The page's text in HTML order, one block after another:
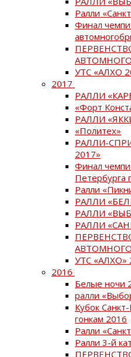
Ралли
Финал
УТС «АЛХО
2017
РАЛЛИ
«Форт
РАЛЛИ
«Политех»
РАЛЛИ-
2017»
Финал
Петербурга
Ралли
РАЛЛИ
РАЛЛИ
РАЛЛИ
УТС «АЛХО»
2016
Белые ночи
ралли
Кубок
гонкам 2016
Ралли
Ралли 3-й